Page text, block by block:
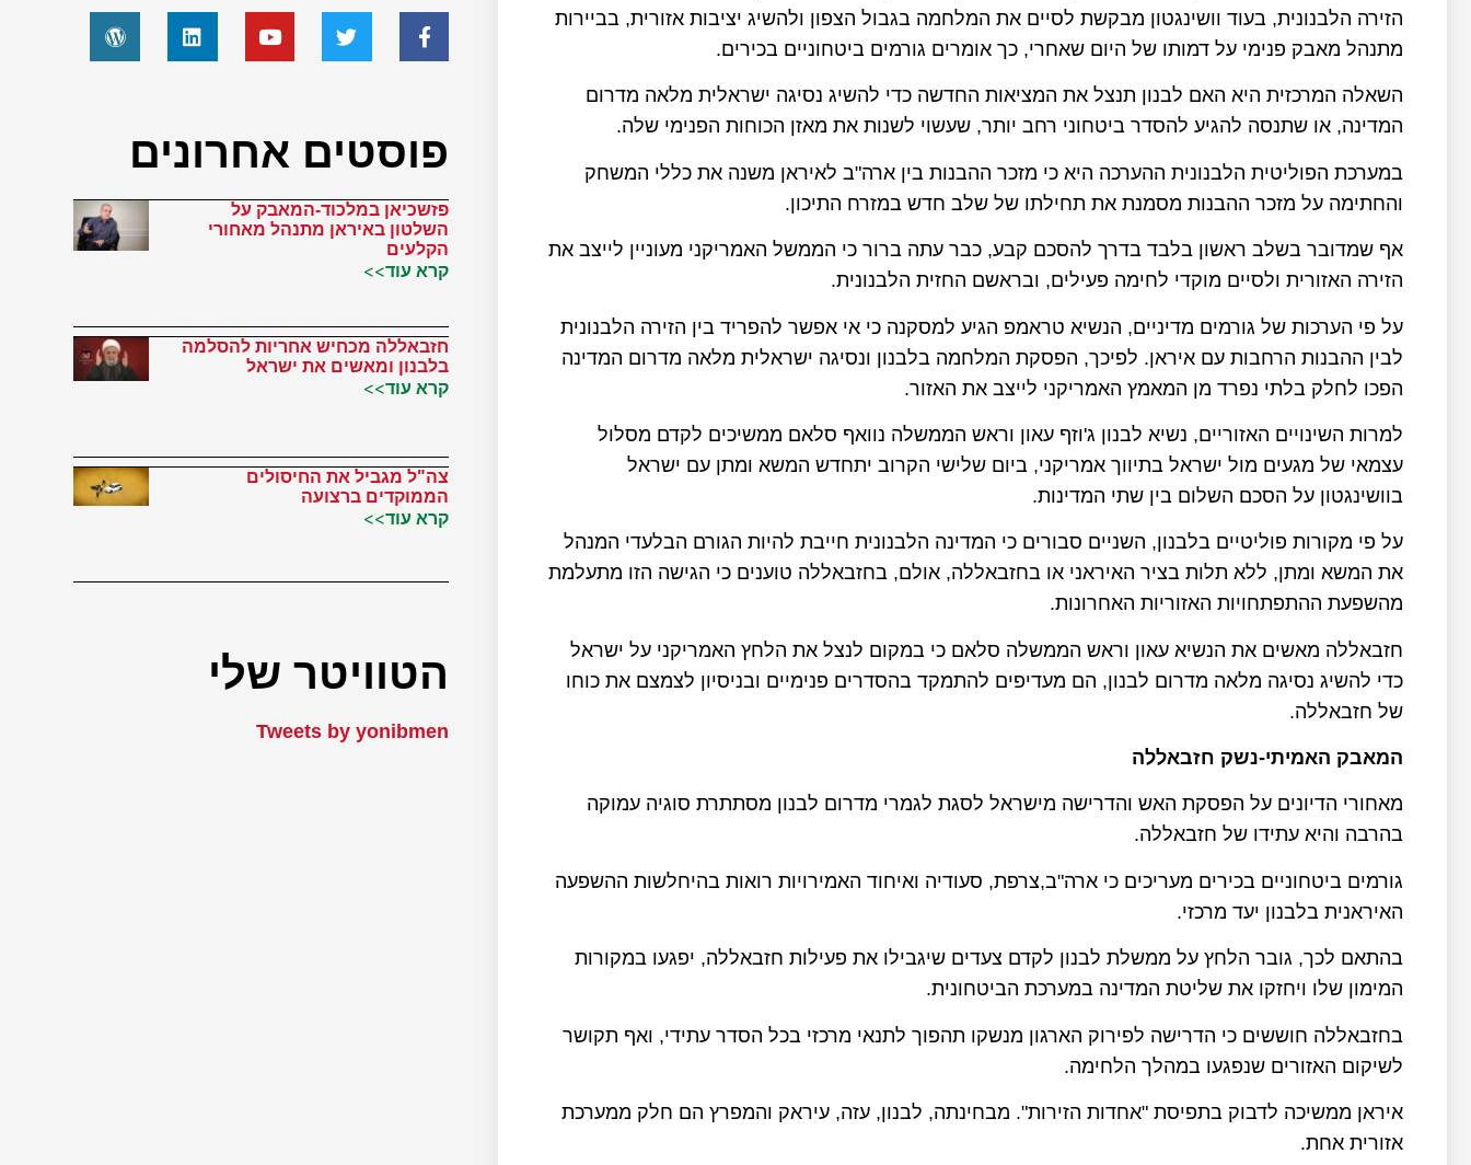
הזירה הלבנונית, בעוד וושינגטון מבקשת לסיים את המלחמה בגבול הצפון ולהשיג יציבות אזורית, בביירות
מתנהל מאבק פנימי על דמותו של היום שאחרי, כך אומרים גורמים ביטחוניים בכירים.
השאלה המרכזית היא האם לבנון תנצל את המציאות החדשה כדי להשיג נסיגה ישראלית מלאה מדרום
המדינה, או שתנסה להגיע להסדר ביטחוני רחב יותר, שעשוי לשנות את מאזן הכוחות הפנימי שלה.
במערכת הפוליטית הלבנונית ההערכה היא כי מזכר ההבנות בין ארה"ב לאיראן משנה את כללי המשחק
והחתימה על מזכר ההבנות מסמנת את תחילתו של שלב חדש במזרח התיכון.
אף שמדובר בשלב ראשון בלבד בדרך להסכם קבע, כבר עתה ברור כי הממשל האמריקני מעוניין לייצב את
הזירה האזורית ולסיים מוקדי לחימה פעילים, ובראשם החזית הלבנונית.
על פי הערכות של גורמים מדיניים, הנשיא טראמפ הגיע למסקנה כי אי אפשר להפריד בין הזירה הלבנונית
לבין ההבנות הרחבות עם איראן. לפיכך, הפסקת המלחמה בלבנון ונסיגה ישראלית מלאה מדרום המדינה
הפכו לחלק בלתי נפרד מן המאמץ האמריקני לייצב את האזור.
למרות השינויים האזוריים, נשיא לבנון ג'וזף עאון וראש הממשלה נוואף סלאם ממשיכים לקדם מסלול
עצמאי של מגעים מול ישראל בתיווך אמריקני, ביום שלישי הקרוב יתחדש המשא ומתן עם ישראל
בוושינגטון על הסכם השלום בין שתי המדינות.
על פי מקורות פוליטיים בלבנון, השניים סבורים כי המדינה הלבנונית חייבת להיות הגורם הבלעדי המנהל
את המשא ומתן, ללא תלות בציר האיראני או בחזבאללה, אולם, בחזבאללה טוענים כי הגישה הזו מתעלמת
מהשפעת ההתפתחויות האזוריות האחרונות.
חזבאללה מאשים את הנשיא עאון וראש הממשלה סלאם כי במקום לנצל את הלחץ האמריקני על ישראל
כדי להשיג נסיגה מלאה מדרום לבנון, הם מעדיפים להתמקד בהסדרים פנימיים ובניסיון לצמצם את כוחו
של חזבאללה.
המאבק האמיתי-נשק חזבאללה
מאחורי הדיונים על הפסקת האש והדרישה מישראל לסגת לגמרי מדרום לבנון מסתתרת סוגיה עמוקה
בהרבה והיא עתידו של חזבאללה.
גורמים ביטחוניים בכירים מעריכים כי ארה"ב,צרפת, סעודיה ואיחוד האמירויות רואות בהיחלשות ההשפעה
האיראנית בלבנון יעד מרכזי.
בהתאם לכך, גובר הלחץ על ממשלת לבנון לקדם צעדים שיגבילו את פעילות חזבאללה, יפגעו במקורות
המימון שלו ויחזקו את שליטת המדינה במערכת הביטחונית.
בחזבאללה חוששים כי הדרישה לפירוק הארגון מנשקו תהפוך לתנאי מרכזי בכל הסדר עתידי, ואף תקושר
לשיקום האזורים שנפגעו במהלך הלחימה.
איראן ממשיכה לדבוק בתפיסת "אחדות הזירות". מבחינתה, לבנון, עזה, עיראק והמפרץ הם חלק ממערכת
אזורית אחת.
פוסטים אחרונים
פזשכיאן במלכוד-המאבק על
השלטון באיראן מתנהל מאחורי
הקלעים
קרא עוד>>
חזבאללה מכחיש אחריות להסלמה
בלבנון ומאשים את ישראל
קרא עוד>>
צה"ל מגביל את החיסולים
הממוקדים ברצועה
קרא עוד>>
הטוויטר שלי
Tweets by yonibmen